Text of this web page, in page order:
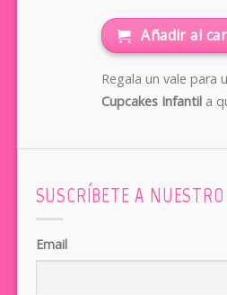
Añadir al
Regala un vale para
Cupcakes Infantila
SUSCRÍBETE A
Email